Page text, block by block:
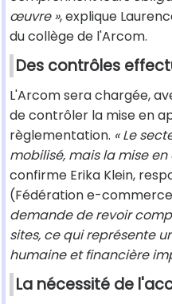
œuvre », explique
du collège de l'Arcom.
Des contrôles
L'Arcom sera chargée,
de contrôler la mise en
règlementation. « Le
mobilisé, mais la mise
confirme Erika Klein,
(Fédération e-
demande de revoir
sites, ce qui représente
humaine et financière
La nécessité de